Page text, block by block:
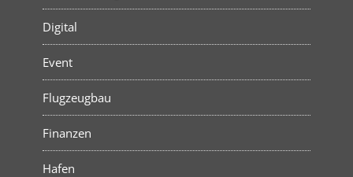
Digital
Event
Flugzeugbau
Finanzen
Hafen